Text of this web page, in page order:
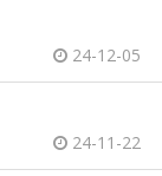
24-12-05
24-11-22